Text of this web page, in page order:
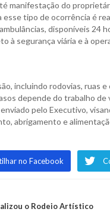
manifestação do
tipo de ocorrência é
disponíveis 24
à segurança viária e à
incluindo rodovias, ruas
depende do trabalho
pelo Executivo,
abrigamento e
no Facebook
o Rodeio Artístico